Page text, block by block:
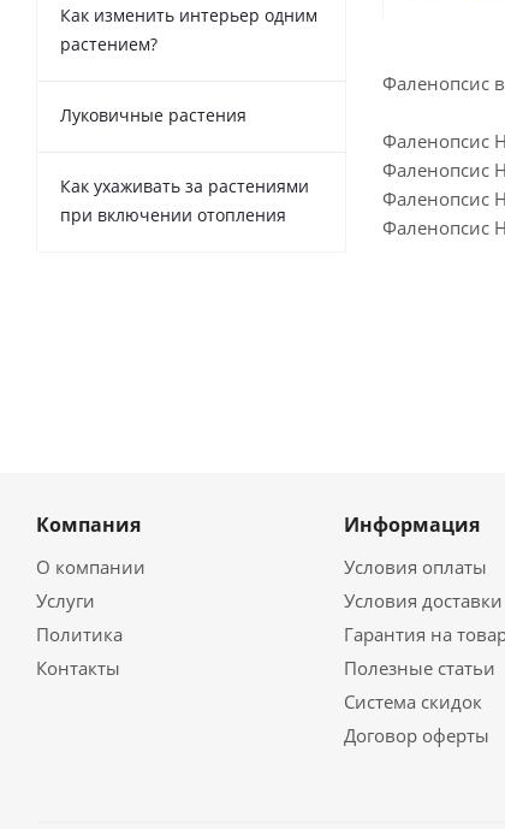
Фаленопсис
Фаленопсис
Фаленопсис
Фаленопсис
Фаленопсис
Как изменить интерьер одним
растением?
Луковичные растения
Как ухаживать за растениями
при включении отопления
Компания
О компании
Услуги
Политика
Контакты
Информация
Условия оплаты
Условия доставки
Гарантия на
Полезные статьи
Система скидок
Договор оферты